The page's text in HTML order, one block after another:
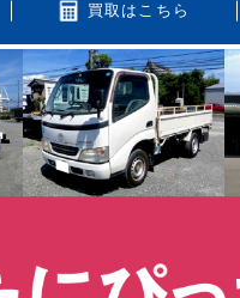
買取はこちら